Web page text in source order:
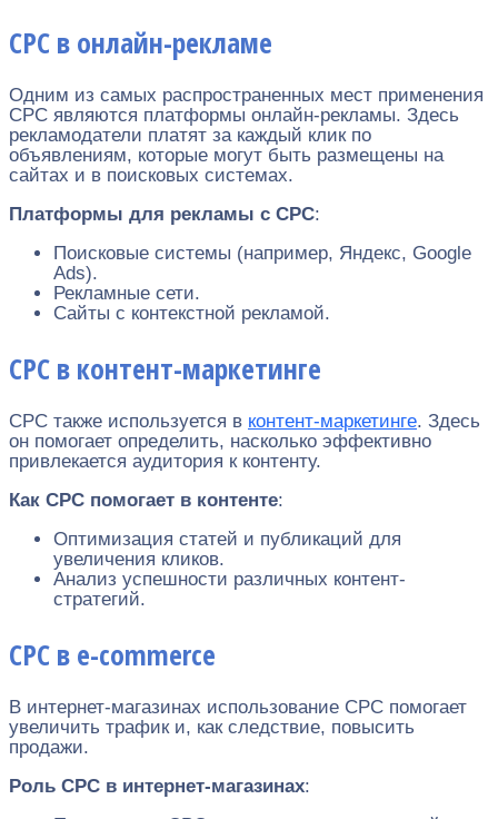
CPC в онлайн-рекламе
Одним из самых распространенных мест применения
CPC являются платформы онлайн-рекламы. Здесь
рекламодатели платят за каждый клик по
объявлениям, которые могут быть размещены на
сайтах и в поисковых системах.
Платформы для рекламы с CPC:
Поисковые системы (например, Яндекс, Google
Ads).
Рекламные сети.
Сайты с контекстной рекламой.
CPC в контент-маркетинге
CPC также используется в контент-маркетинге. Здесь
он помогает определить, насколько эффективно
привлекается аудитория к контенту.
Как CPC помогает в контенте:
Оптимизация статей и публикаций для
увеличения кликов.
Анализ успешности различных контент-
стратегий.
CPC в e-commerce
В интернет-магазинах использование CPC помогает
увеличить трафик и, как следствие, повысить
продажи.
Роль CPC в интернет-магазинах: